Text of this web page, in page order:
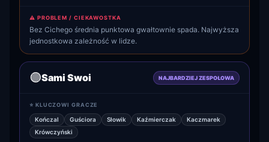
⚠️ PROBLEM / CIEKAWOSTKA
Bez Cichego średnia punktowa gwałtownie spada. Najwyższa
jednostkowa zależność w lidze.
🟣Sami Swoi NAJBARDZIEJ ZESPOŁOWA
⭐ KLUCZOWI GRACZE
Kończal Guściora Słowik Kaźmierczak
Kaczmarek
Krówczyński